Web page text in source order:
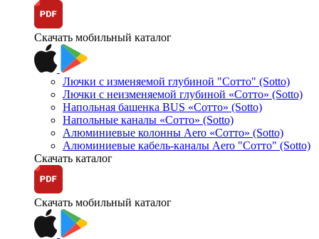
Скачать мобильный каталог
Лючки с изменяемой глубиной "Сотто" (Sotto)
Лючки с неизменяемой глубиной «Сотто» (Sotto)
Напольная башенка BUS «Сотто» (Sotto)
Напольные каналы «Сотто» (Sotto)
Алюминиевые колонны Aero «Сотто» (Sotto)
Алюминиевые кабель-каналы Aero "Сотто" (Sotto)
Скачать каталог
Скачать мобильный каталог